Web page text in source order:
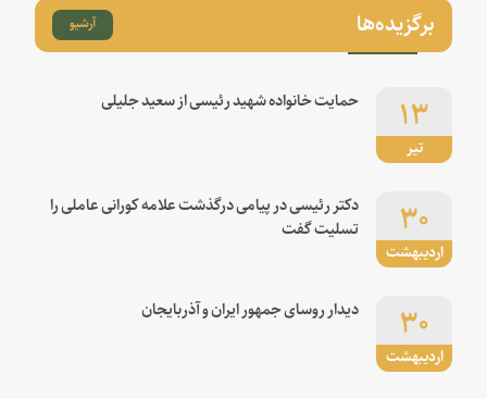
برگزیده‌ها آرشیو
تیر
۱۳ حمایت خانواده شهید رئیسی از سعید جلیلی
اردیبهشت
۳۰
دکتر رئیسی در پیامی درگذشت علامه کورانی عاملی را
تسلیت گفت
اردیبهشت
۳۰ دیدار روسای جمهور ایران و آذربایجان